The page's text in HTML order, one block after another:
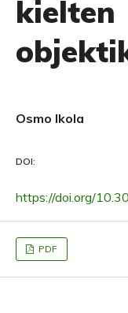
kielten
Osmo Ikola
DOI:
https://doi.org/
PDF